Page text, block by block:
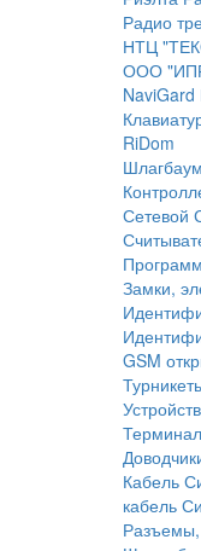
Радио
НТЦ
ООО
NaviGard
RiDom
Сетевой
Замки,
GSM
Кабель
кабель